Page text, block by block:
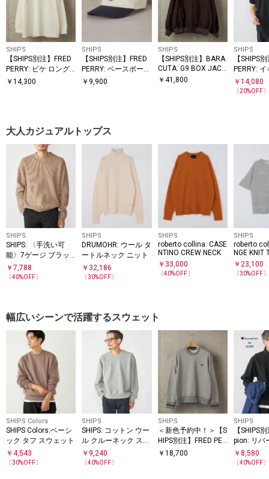
SHIPS
【SHIPS別注】FRED
PERRY: ピケ ロング
スリーブ T シャツ
￥ 14,300
SHIPS
【SHIPS別注】FRED
PERRY: ベースボール
キャップ
￥ 9,900
SHIPS
【SHIPS別注】BARA
CUTA: G9 BOX JACK
ET LIGHT MOLESKIN
￥ 41,800
SHIPS
【SHIPS
PERRY:
2 シング
ロシャツ
￥14,080
〔20%OFF〕
大人カジュアルトップス
SHIPS
SHIPS: 〈手洗い可
能〉7ゲージ ブラッ
シュド クルーネック
プルオーバー
￥ 7,788
〔40%OFF〕
SHIPS
DRUMOHR: ウール タ
ートルネック ニット
￥ 32,186
〔30%OFF〕
SHIPS
roberto collina: CASE
NTINO CREW NECK
￥ 33,000
〔40%OFF〕
SHIPS
roberto
NGE KNIT
￥23,100
〔30%OFF〕
幅広いシーンで活躍するスウェット
SHIPS Colors
SHIPS Colors:ベーシ
ック タフ スウェット
￥ 4,543
〔30%OFF〕
SHIPS
SHIPS: コットン ウー
ル クルーネック スウ
ェット
￥ 9,240
〔40%OFF〕
SHIPS
＜新色予約中！＞【S
HIPS別注】FRED PER
RY: シングル ティッ
￥ 18,700
SHIPS
【SHIPS
pion: リバ
ブ スウェ
ド ジップ
￥8,580
〔40%OFF〕